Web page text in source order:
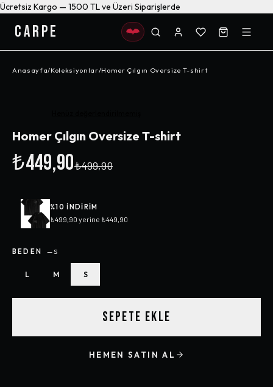
Ücretsiz Kargo — 1500 TL ve Üzeri Siparişlerde
CARPE
Anasayfa/Koleksiyonlar/Homer Çılgın Oversize T-shirt
Homer Çılgın Oversize T-shirt
₺449,90₺499,90
%10 INDIRIM
₺499,90 yerine ₺449,90
BEDEN —S
L M S
SEPETE EKLE
HEMEN SATIN AL